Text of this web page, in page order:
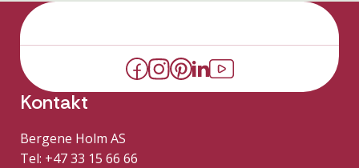
Kontakt
Bergene Holm AS
Tel: +47 33 15 66 66